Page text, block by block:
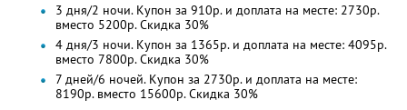
3 дня/2 ночи. Купон за 910р. и доплата на месте: 2730р.
вместо 5200р.Скидка 30%
4 дня/3 ночи. Купон за 1365р. и доплата на месте: 4095р.
вместо 7800р.Скидка 30%
7 дней/6 ночей. Купон за 2730р. и доплата на месте:
8190р. вместо 15600р. Скидка 30%